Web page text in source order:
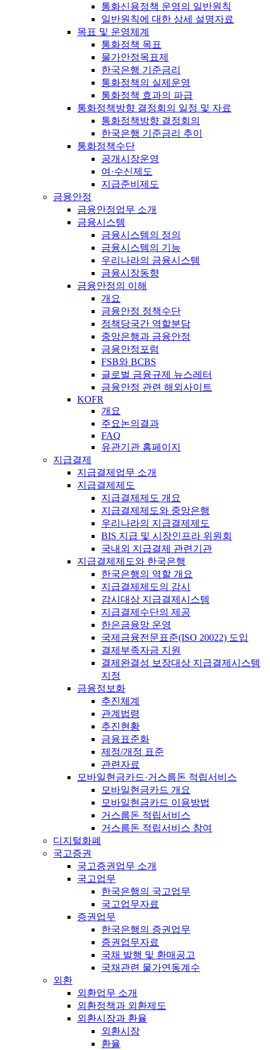
통화신용정책 운영의 일반원칙
일반원칙에 대한 상세 설명자료
목표 및 운영체계
통화정책 목표
물가안정목표제
한국은행 기준금리
통화정책의 실제운영
통화정책 효과의 파급
통화정책방향 결정회의 일정 및 자료
통화정책방향 결정회의
한국은행 기준금리 추이
통화정책수단
공개시장운영
여·수신제도
지급준비제도
금융안정
금융안정업무 소개
금융시스템
금융시스템의 정의
금융시스템의 기능
우리나라의 금융시스템
금융시장동향
금융안정의 이해
개요
금융안정 정책수단
정책당국간 역할분담
중앙은행과 금융안정
금융안정포럼
FSB와 BCBS
글로벌 금융규제 뉴스레터
금융안정 관련 해외사이트
KOFR
개요
주요논의결과
FAQ
유관기관 홈페이지
지급결제
지급결제업무 소개
지급결제제도
지급결제제도 개요
지급결제제도와 중앙은행
우리나라의 지급결제제도
BIS 지급 및 시장인프라 위원회
국내외 지급결제 관련기관
지급결제제도와 한국은행
한국은행의 역할 개요
지급결제제도의 감시
감시대상 지급결제시스템
지급결제수단의 제공
한은금융망 운영
국제금융전문표준(ISO 20022) 도입
결제부족자금 지원
결제완결성 보장대상 지급결제시스템
지정
금융정보화
추진체계
관계법령
추진현황
금융표준화
제정/개정 표준
관련자료
모바일현금카드·거스름돈 적립서비스
모바일현금카드 개요
모바일현금카드 이용방법
거스름돈 적립서비스
거스름돈 적립서비스 참여
디지털화폐
국고증권
국고증권업무 소개
국고업무
한국은행의 국고업무
국고업무자료
증권업무
한국은행의 증권업무
증권업무자료
국채 발행 및 환매공고
국채관련 물가연동계수
외환
외환업무 소개
외환정책과 외환제도
외환시장과 환율
외환시장
환율